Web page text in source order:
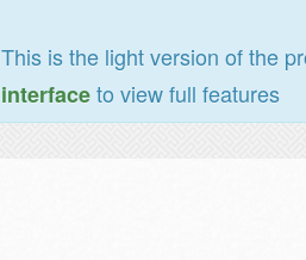
This is the light version of the
interfaceto view full features